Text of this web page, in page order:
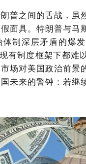
普之间的舌战，虽
面具。特朗普与马
制深层矛盾的爆
有制度框架下都难
场对美国政治前景
未来的警钟：若继